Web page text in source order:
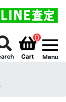
0
Cart Menu